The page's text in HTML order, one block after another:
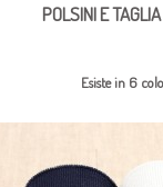
POLSINI E
Esiste in 6